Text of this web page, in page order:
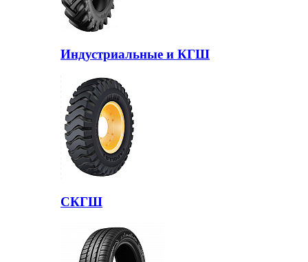
Индустриальные и КГШ
СКГШ